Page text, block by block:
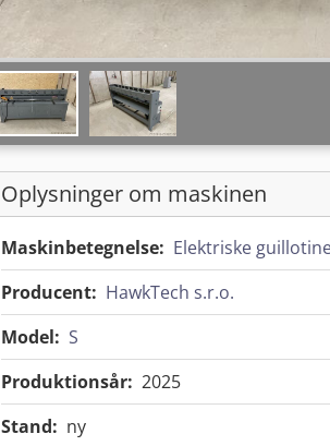
Oplysninger om maskinen
Maskinbetegnelse: Elektriske
Producent: HawkTech s.r.o.
Model: S
Produktionsår: 2025
Stand: ny